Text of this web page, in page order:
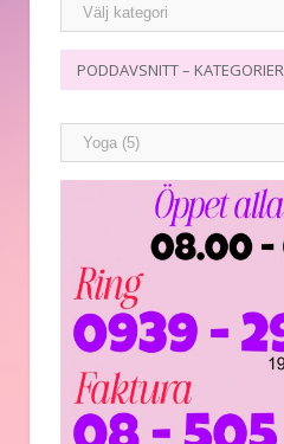
PODDAVSNITT – KATEGORIER